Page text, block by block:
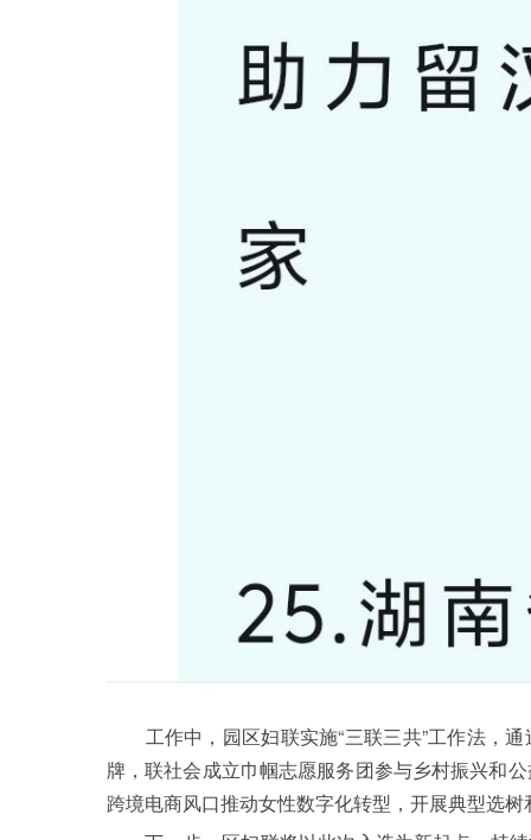
工作中，园区妇联实施“三联三共”工作法，通
牌，联社会成立巾帼志愿服务团参与乡村振兴和
跨境电商风口推动女性数字化转型，开展典型选